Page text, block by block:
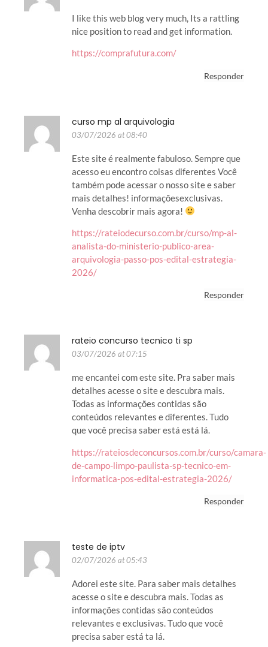
I like this web blog very much, Its a rattling
nice position to read and get information.
https://comprafutura.com/
Responder
curso mp al arquivologia
03/07/2026 at 08:40
Este site é realmente fabuloso. Sempre que
acesso eu encontro coisas diferentes Você
também pode acessar o nosso site e saber
mais detalhes! informaçõesexclusivas.
Venha descobrir mais agora!
https://rateiodecurso.com.br/curso/mp-al-
analista-do-ministerio-publico-area-
arquivologia-passo-pos-edital-estrategia-
2026/
Responder
rateio concurso tecnico ti sp
03/07/2026 at 07:15
me encantei com este site. Pra saber mais
detalhes acesse o site e descubra mais.
Todas as informações contidas são
conteúdos relevantes e diferentes. Tudo
que você precisa saber está está lá.
https://rateiosdeconcursos.com.br/curso/camara-
de-campo-limpo-paulista-sp-tecnico-em-
informatica-pos-edital-estrategia-2026/
Responder
teste de iptv
02/07/2026 at 05:43
Adorei este site. Para saber mais detalhes
acesse o site e descubra mais. Todas as
informações contidas são conteúdos
relevantes e exclusivas. Tudo que você
precisa saber está ta lá.